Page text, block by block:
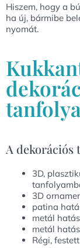
Hiszem, hogy a
ha új, bármibe
nyomát.
A dekorációs
3D,
3D
patina
metál
metál
Régi,